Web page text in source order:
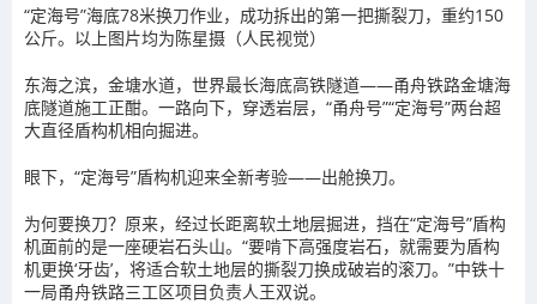
“定海号”海底78米换刀作业，成功拆出的第一把撕裂刀，重约150
公斤。以上图片均为陈星摄（人民视觉）
东海之滨，金塘水道，世界最长海底高铁隧道——甬舟铁路金塘海
底隧道施工正酣。一路向下，穿透岩层，“甬舟号”“定海号”两台超
大直径盾构机相向掘进。
眼下，“定海号”盾构机迎来全新考验——出舱换刀。
为何要换刀？原来，经过长距离软土地层掘进，挡在“定海号”盾构
机面前的是一座硬岩石头山。“要啃下高强度岩石，就需要为盾构
机更换‘牙齿’，将适合软土地层的撕裂刀换成破岩的滚刀。”中铁十
一局甬舟铁路三工区项目负责人王双说。